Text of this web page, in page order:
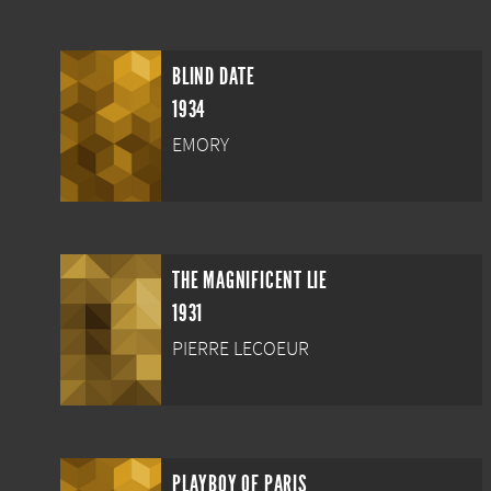
BLIND DATE
1934
EMORY
THE MAGNIFICENT LIE
1931
PIERRE LECOEUR
PLAYBOY OF PARIS